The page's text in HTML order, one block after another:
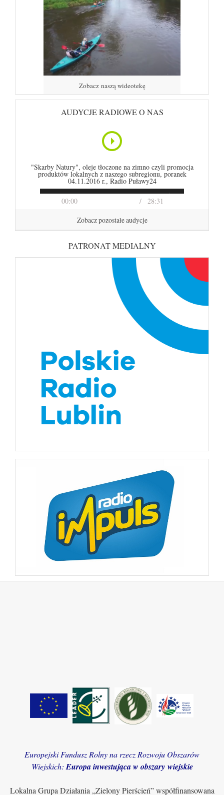
Zobacz naszą wideotekę
AUDYCJE RADIOWE O NAS
00:00 28:31
"Skarby Natury", oleje tłoczone na zimno czyli promocja
produktów lokalnych z naszego subregionu, poranek
04.11.2016 r., Radio Puławy24
Zobacz pozostałe audycje
PATRONAT MEDIALNY
Europejski Fundusz Rolny na rzecz Rozwoju Obszarów
Wiejskich: Europa inwestująca w obszary wiejskie
Lokalna Grupa Działania „Zielony Pierścień” współfinansowana